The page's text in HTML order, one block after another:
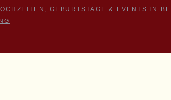
GEBURTSTAGE & EVENTS IN